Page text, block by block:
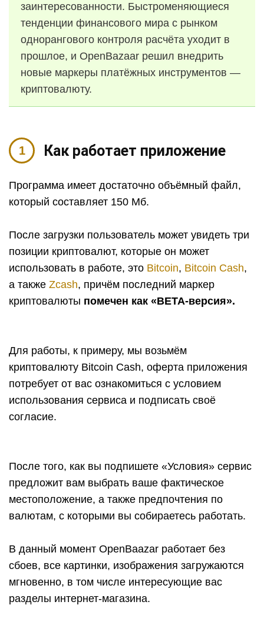
заинтересованности. Быстроменяющиеся
тенденции финансового мира с рынком
однорангового контроля расчёта уходит в
прошлое, и OpenBazaar решил внедрить
новые маркеры платёжных инструментов —
криптовалюту.
Как работает приложение
Программа имеет достаточно объёмный файл,
который составляет 150 Мб.
После загрузки пользователь может увидеть три
позиции криптовалют, которые он может
использовать в работе, это Bitcoin, Bitcoin Cash,
а также Zcash, причём последний маркер
криптовалюты помечен как «BETA-версия».
Для работы, к примеру, мы возьмём
криптовалюту Bitcoin Cash, оферта приложения
потребует от вас ознакомиться с условием
использования сервиса и подписать своё
согласие.
После того, как вы подпишете «Условия» сервис
предложит вам выбрать ваше фактическое
местоположение, а также предпочтения по
валютам, с которыми вы собираетесь работать.
В данный момент OpenBaazar работает без
сбоев, все картинки, изображения загружаются
мгновенно, в том числе интересующие вас
разделы интернет-магазина.